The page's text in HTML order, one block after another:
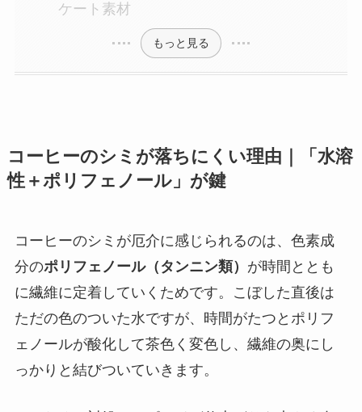
ケート素材
もっと見る
コーヒーのシミが落ちにくい理由｜「水溶
性＋ポリフェノール」が鍵
コーヒーのシミが厄介に感じられるのは、色素成
分のポリフェノール（タンニン類） が時間ととも
に繊維に定着していくためです。こぼした直後は
ただの色のついた水ですが、時間がたつとポリフ
ェノールが酸化して茶色く変色し、繊維の奥にし
っかりと結びついていきます。